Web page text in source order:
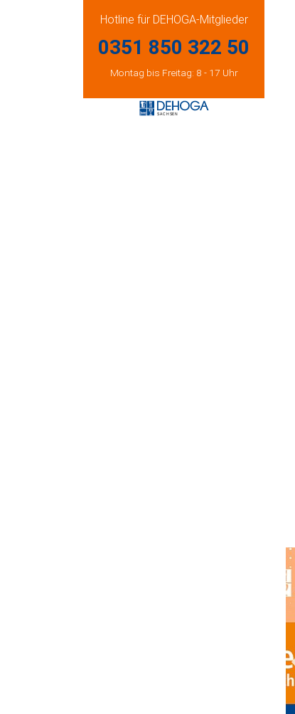
Hotline für DEHOGA-Mitglieder
0351 850 322 50
Montag bis Freitag: 8 - 17 Uhr